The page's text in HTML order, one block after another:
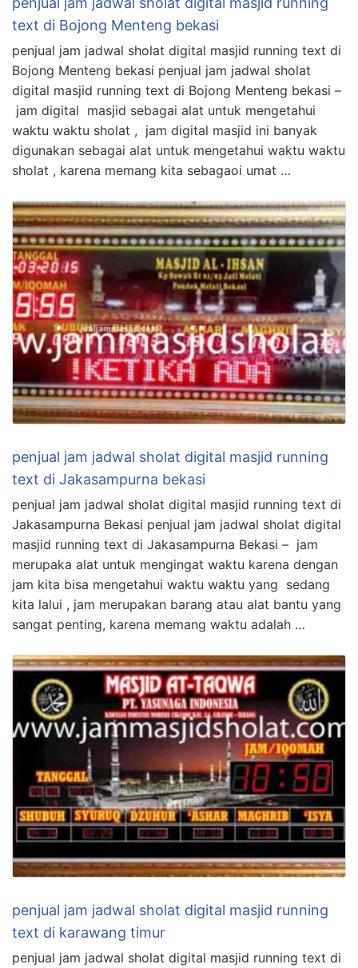
text di Bojong Menteng bekasi
penjual jam jadwal sholat digital masjid running text di
Bojong Menteng bekasi penjual jam jadwal sholat
digital masjid running text di Bojong Menteng bekasi –
jam digital masjid sebagai alat untuk mengetahui
waktu waktu sholat , jam digital masjid ini banyak
digunakan sebagai alat untuk mengetahui waktu waktu
sholat , karena memang kita sebagaoi umat …
penjual jam jadwal sholat digital masjid running
text di Jakasampurna bekasi
penjual jam jadwal sholat digital masjid running text di
Jakasampurna Bekasi penjual jam jadwal sholat digital
masjid running text di Jakasampurna Bekasi – jam
merupaka alat untuk mengingat waktu karena dengan
jam kita bisa mengetahui waktu waktu yang sedang
kita lalui , jam merupakan barang atau alat bantu yang
sangat penting, karena memang waktu adalah …
penjual jam jadwal sholat digital masjid running
text di karawang timur
penjual jam jadwal sholat digital masjid running text di